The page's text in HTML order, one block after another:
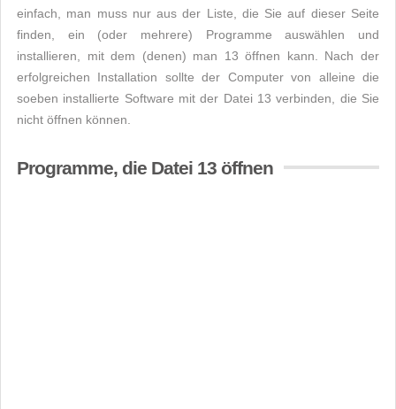
einfach, man muss nur aus der Liste, die Sie auf dieser Seite
finden, ein (oder mehrere) Programme auswählen und
installieren, mit dem (denen) man 13 öffnen kann. Nach der
erfolgreichen Installation sollte der Computer von alleine die
soeben installierte Software mit der Datei 13 verbinden, die Sie
nicht öffnen können.
Programme, die Datei 13 öffnen